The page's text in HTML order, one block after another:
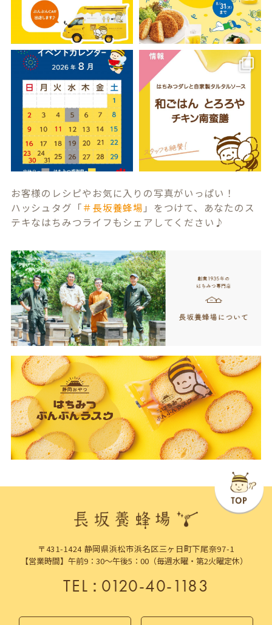
お客様のレシピやお気に入りの写真がいっぱい！
ハッシュタグ「＃長坂養蜂場 」をつけて、あなたのス
テキなはちみつライフもシェアしてください♪
〒431-1424 静岡県浜松市浜名区三ヶ日町下尾奈97-1
【営業時間】午前9：30～午後5：00（毎週水曜・第2火曜定休）
TEL：0120-40-1183